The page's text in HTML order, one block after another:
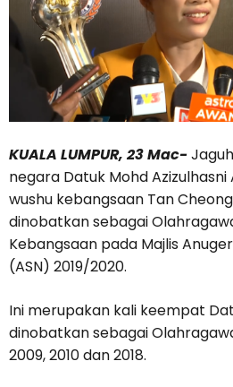
KUALA LUMPUR, 23 Mac-
negara Datuk Mohd
wushu kebangsaan Tan
dinobatkan sebagai
Kebangsaan pada Majlis
(ASN) 2019/2020.
Ini merupakan kali keempat
dinobatkan sebagai
2009, 2010 dan 2018.